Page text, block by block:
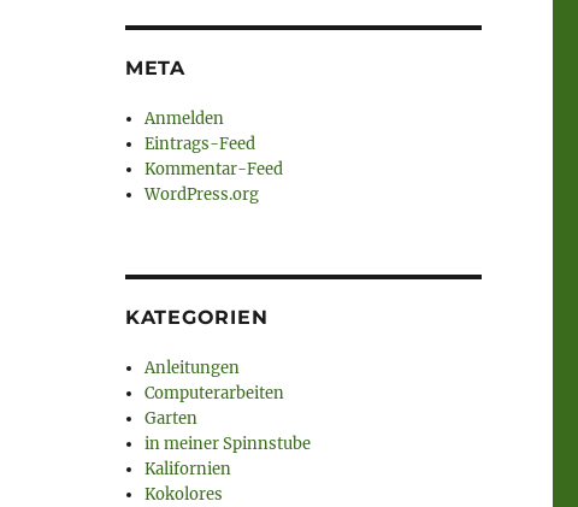
META
Anmelden
Eintrags-Feed
Kommentar-Feed
WordPress.org
KATEGORIEN
Anleitungen
Computerarbeiten
Garten
in meiner Spinnstube
Kalifornien
Kokolores